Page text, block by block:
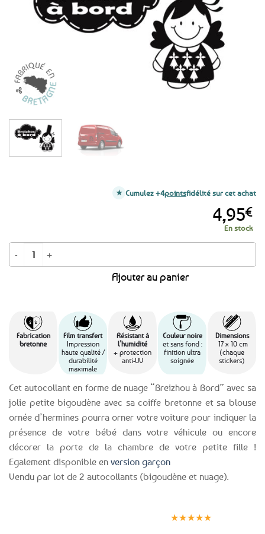
Cet autocollant en forme de nuage “Breizhou à Bord” avec sa
jolie petite bigoudène avec sa coiffe bretonne et sa blouse
ornée d’hermines pourra orner votre voiture pour indiquer la
présence de votre bébé dans votre véhicule ou encore
décorer la porte de la chambre de votre petite fille !
Egalement disponible en version garçon
Vendu par lot de 2 autocollants (bigoudène et nuage).
Fabrication
bretonne
Film transfert
Impression
haute qualité /
durabilité
maximale
Résistant à
l’humidité
+ protection
anti-UV
Couleur noire
et sans fond :
finition ultra
soignée
Dimensions
17 x 10 cm
(chaque
stickers)
4,95€
En stock
quantité de Autocollant Breizhou à bord Bigoudène / Fille
Ajouter au panier
Cumulez +4pointsfidélité sur cet achat
★★★★★